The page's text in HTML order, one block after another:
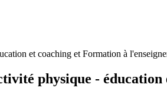
et coaching et Formation à
physique -